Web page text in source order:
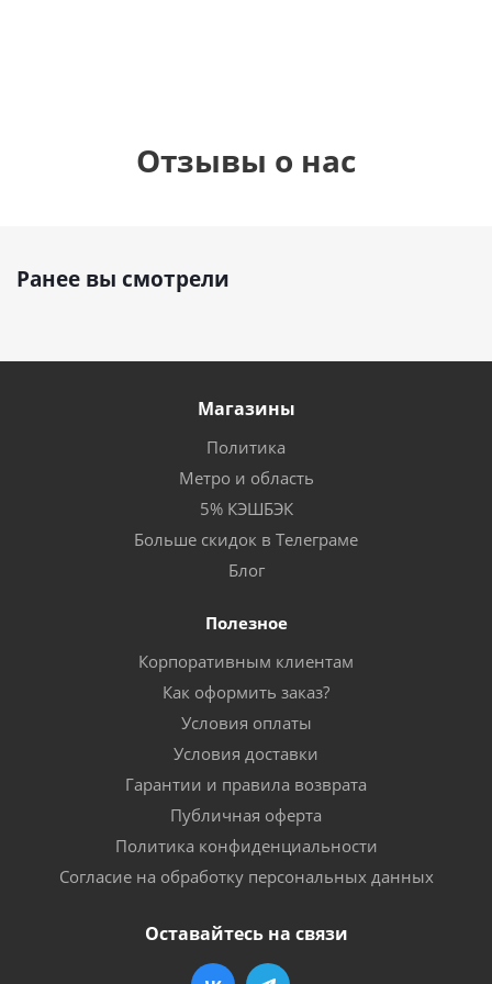
Отзывы о нас
Ранее вы смотрели
Магазины
Политика
Метро и область
5% КЭШБЭК
Больше скидок в Телеграме
Блог
Полезное
Корпоративным клиентам
Как оформить заказ?
Условия оплаты
Условия доставки
Гарантии и правила возврата
Публичная оферта
Политика конфиденциальности
Согласие на обработку персональных данных
Оставайтесь на связи